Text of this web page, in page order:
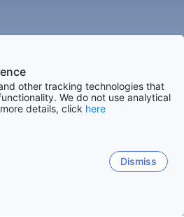
other tracking technologies that
We do not use analytical
details, click here
Dismiss